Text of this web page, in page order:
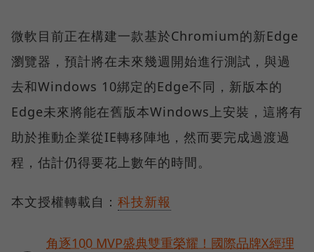
微軟目前正在構建一款基於Chromium的新Edge
瀏覽器，預計將在未來幾週開始進行測試，與過
去和Windows 10綁定的Edge不同，新版本的
Edge未來將能在舊版本Windows上安裝，這將有
助於推動企業從IE轉移陣地，然而要完成過渡過
程，估計仍得要花上數年的時間。
本文授權轉載自： 科技新報
角逐100 MVP盛典雙重榮耀！國際品牌X經理